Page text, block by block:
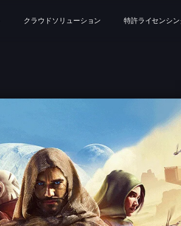
クラウドソリューション 特許ライセンシン